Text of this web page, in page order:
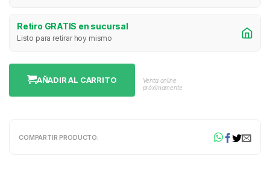
Retiro GRATIS en sucursal
Listo para retirar hoy mismo
AÑADIR AL CARRITO
Venta online
próximamente
COMPARTIR PRODUCTO: